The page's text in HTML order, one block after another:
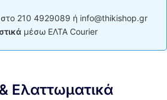
στο 210 4929089 ή info@thikishop.gr
μέσω ΕΛΤΑ Courier
Ελαττωματικά